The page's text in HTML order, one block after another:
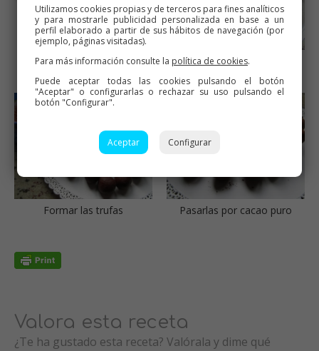
Masa de trufas
Llevar a la nevera 24 horas
Formar las trufas Pasarlas por cacao puro
Valora esta receta
¿Te ha gustado esta receta? Valórala y dime qué
Utilizamos cookies propias y de terceros para fines analíticos
y para mostrarle publicidad personalizada en base a un
perfil elaborado a partir de sus hábitos de navegación (por
ejemplo, páginas visitadas).
Para más información consulte la política de cookies.
Puede aceptar todas las cookies pulsando el botón
"Aceptar" o configurarlas o rechazar su uso pulsando el
botón "Configurar".
Aceptar Configurar